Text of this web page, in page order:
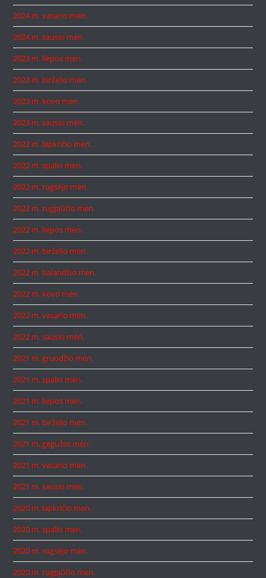
2024 m. vasario mėn.
2024 m. sausio mėn.
2023 m. liepos mėn.
2023 m. birželio mėn.
2023 m. kovo mėn.
2023 m. sausio mėn.
2022 m. lapkričio mėn.
2022 m. spalio mėn.
2022 m. rugsėjo mėn.
2022 m. rugpjūčio mėn.
2022 m. liepos mėn.
2022 m. birželio mėn.
2022 m. balandžio mėn.
2022 m. kovo mėn.
2022 m. vasario mėn.
2022 m. sausio mėn.
2021 m. gruodžio mėn.
2021 m. spalio mėn.
2021 m. liepos mėn.
2021 m. birželio mėn.
2021 m. gegužės mėn.
2021 m. vasario mėn.
2021 m. sausio mėn.
2020 m. lapkričio mėn.
2020 m. spalio mėn.
2020 m. rugsėjo mėn.
2020 m. rugpjūčio mėn.